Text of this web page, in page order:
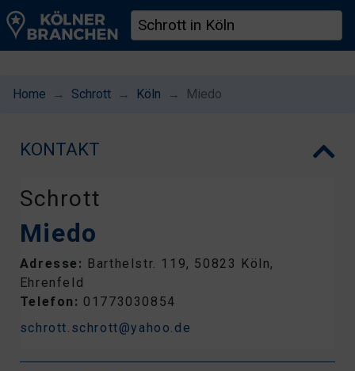
Home Schrott Köln Miedo
KONTAKT
Schrott
Miedo
Adresse: Barthelstr. 119, 50823 Köln,
Ehrenfeld
Telefon: 01773030854
schrott.schrott@yahoo.de